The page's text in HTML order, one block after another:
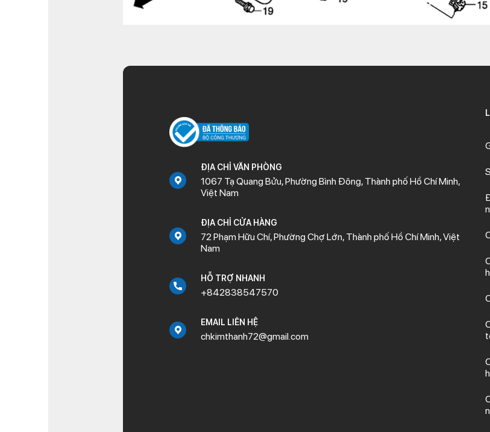
ĐỊA CHỈ VĂN PHÒNG
1067 Tạ Quang Bửu, Phường Bình Đông, Thành phố Hồ Chí Minh,
Việt Nam
ĐỊA CHỈ CỬA HÀNG
72 Phạm Hữu Chí, Phường Chợ Lớn, Thành phố Hồ Chí Minh, Việt
Nam
HỖ TRỢ NHANH
+842838547570
EMAIL LIÊN HỆ
chkimthanh72@gmail.com